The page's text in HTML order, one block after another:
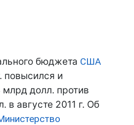
бюджета США
повысился и
млрд долл. против
в августе 2011 г. Об